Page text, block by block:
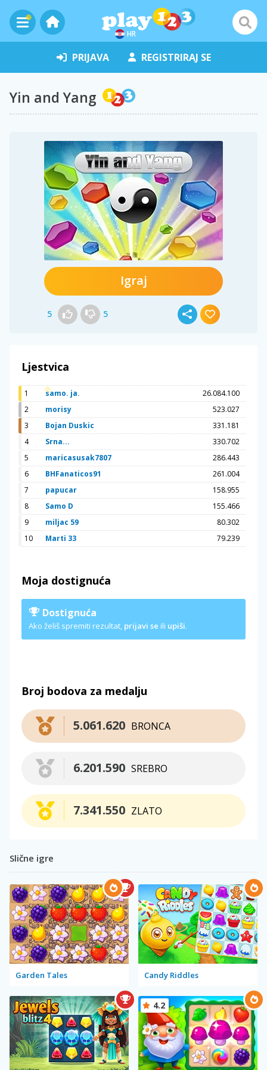
HR
PRIJAVA REGISTRIRAJ SE
Yin and Yang
Igraj
5 5
Ljestvica
1 samo. ja.
26.084.100
2
morisy
523.027
3
Bojan Duskic
331.181
4
Srna...
330.702
5
maricasusak7807
286.443
6
BHFanaticos91
261.004
7
papucar
158.955
8
Samo D
155.466
9
miljac 59
80.302
10
Marti 33 79.239
Moja dostignuća
Dostignuća
Ako želiš spremiti rezultat, prijavi se ili upiši.
Broj bodova za medalju
BRONCA
5.061.620
SREBRO
6.201.590
ZLATO
7.341.550
Slične igre
Garden Tales Candy Riddles
4.2